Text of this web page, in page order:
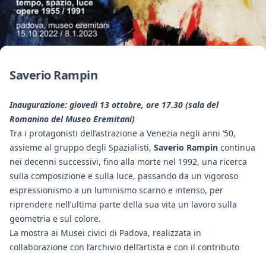
Saverio Rampin
Inaugurazione: giovedì 13 ottobre, ore 17.30 (sala del
Romanino del Museo Eremitani)
Tra i protagonisti dell’astrazione a Venezia negli anni ‘50,
assieme al gruppo degli Spazialisti, Saverio Rampin continua
nei decenni successivi, fino alla morte nel 1992, una ricerca
sulla composizione e sulla luce, passando da un vigoroso
espressionismo a un luminismo scarno e intenso, per
riprendere nell’ultima parte della sua vita un lavoro sulla
geometria e sul colore.
La mostra ai Musei civici di Padova, realizzata in
collaborazione con l’archivio dell’artista e con il contributo